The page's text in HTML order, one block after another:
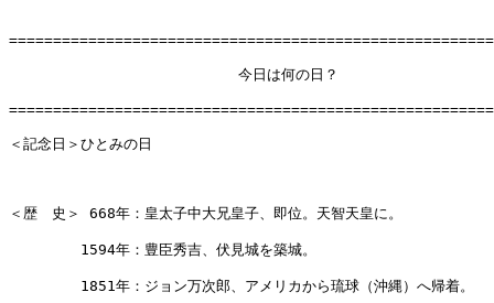
今日は何の日？
＜記念日＞ひとみの日
＜歴　史＞ 668年：皇太子中大兄皇子、即位。天智天皇に。
1594年：豊臣秀吉、伏見城を築城。
1851年：ジョン万次郎、アメリカから琉球（沖縄）へ帰着。